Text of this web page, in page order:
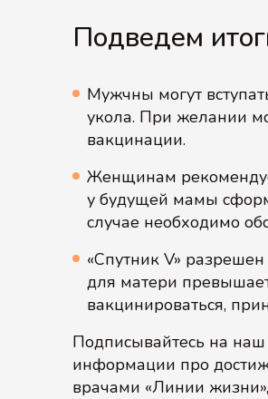
Подведем
Мужчны могут
укола. При желании
вакцинации.
Женщинам
у будущей мамы
случае необходимо
«Спутник V»
для матери
вакцинироваться,
Подписывайтесь на наш
информации про
врачами «Линии